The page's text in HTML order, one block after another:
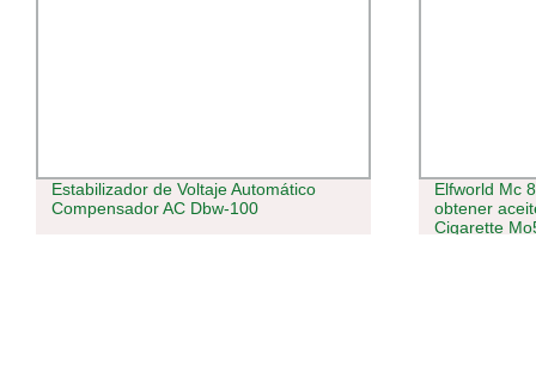
Estabilizador de Voltaje Automático
Compensador AC Dbw-100
Elfworld Mc
obtener
Cigarette